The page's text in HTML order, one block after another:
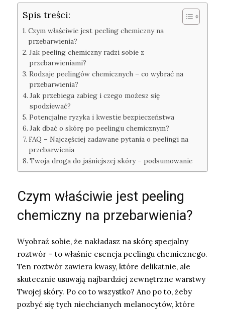
Spis treści:
Czym właściwie jest peeling chemiczny na
przebarwienia?
Jak peeling chemiczny radzi sobie z
przebarwieniami?
Rodzaje peelingów chemicznych – co wybrać na
przebarwienia?
Jak przebiega zabieg i czego możesz się
spodziewać?
Potencjalne ryzyka i kwestie bezpieczeństwa
Jak dbać o skórę po peelingu chemicznym?
FAQ – Najczęściej zadawane pytania o peelingi na
przebarwienia
Twoja droga do jaśniejszej skóry – podsumowanie
Czym właściwie jest peeling
chemiczny na przebarwienia?
Wyobraź sobie, że nakładasz na skórę specjalny
roztwór – to właśnie esencja peelingu chemicznego.
Ten roztwór zawiera kwasy, które delikatnie, ale
skutecznie usuwają najbardziej zewnętrzne warstwy
Twojej skóry. Po co to wszystko? Ano po to, żeby
pozbyć się tych niechcianych melanocytów, które